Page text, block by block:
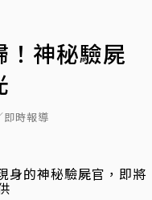
！神秘驗屍
即時報導